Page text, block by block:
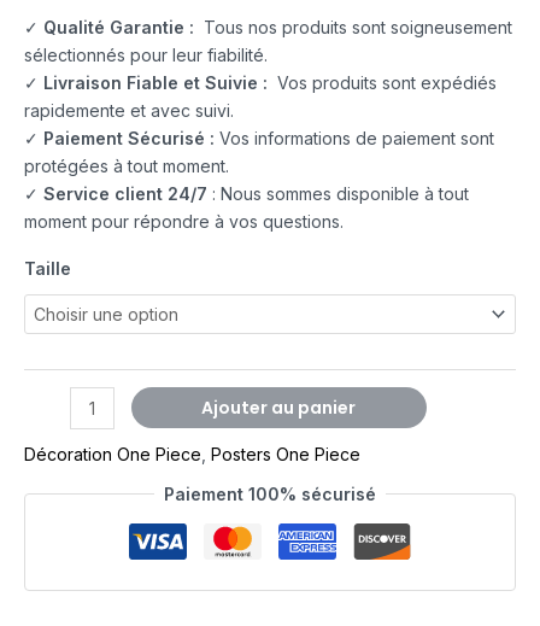
✓ Qualité Garantie : Tous nos produits sont soigneusement
sélectionnés pour leur fiabilité.
✓ Livraison Fiable et Suivie : Vos produits sont expédiés
rapidemente et avec suivi.
✓ Paiement Sécurisé : Vos informations de paiement sont
protégées à tout moment.
✓ Service client 24/7 : Nous sommes disponible à tout
moment pour répondre à vos questions.
Taille
Ajouter au panier
Décoration One Piece Posters One Piece
Paiement 100% sécurisé